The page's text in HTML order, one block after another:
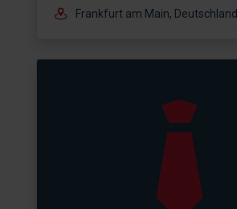
Frankfurt am Main, Deutschland